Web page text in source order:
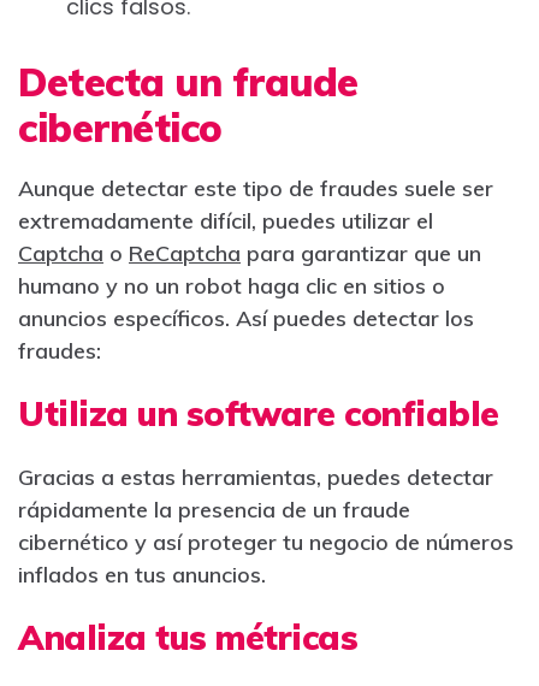
clics falsos.
Detecta un fraude
cibernético
Aunque detectar este tipo de fraudes suele ser
extremadamente difícil, puedes utilizar el
Captcha o ReCaptcha para garantizar que un
humano y no un robot haga clic en sitios o
anuncios específicos. Así puedes detectar los
fraudes:
Utiliza un software confiable
Gracias a estas herramientas, puedes detectar
rápidamente la presencia de un fraude
cibernético y así proteger tu negocio de números
inflados en tus anuncios.
Analiza tus métricas